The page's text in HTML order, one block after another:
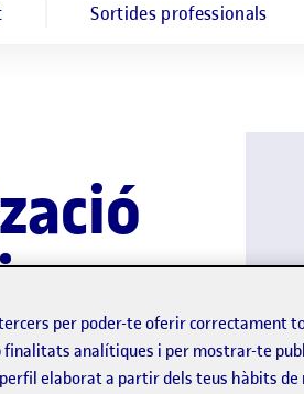
Sortides professionals
per poder-te oferir correctament
finalitats analítiques i per mostrar-te
elaborat a partir dels teus hàbits de